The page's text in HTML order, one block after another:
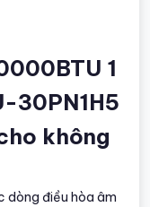
1
30PN1H5
không
dòng điều hòa âm